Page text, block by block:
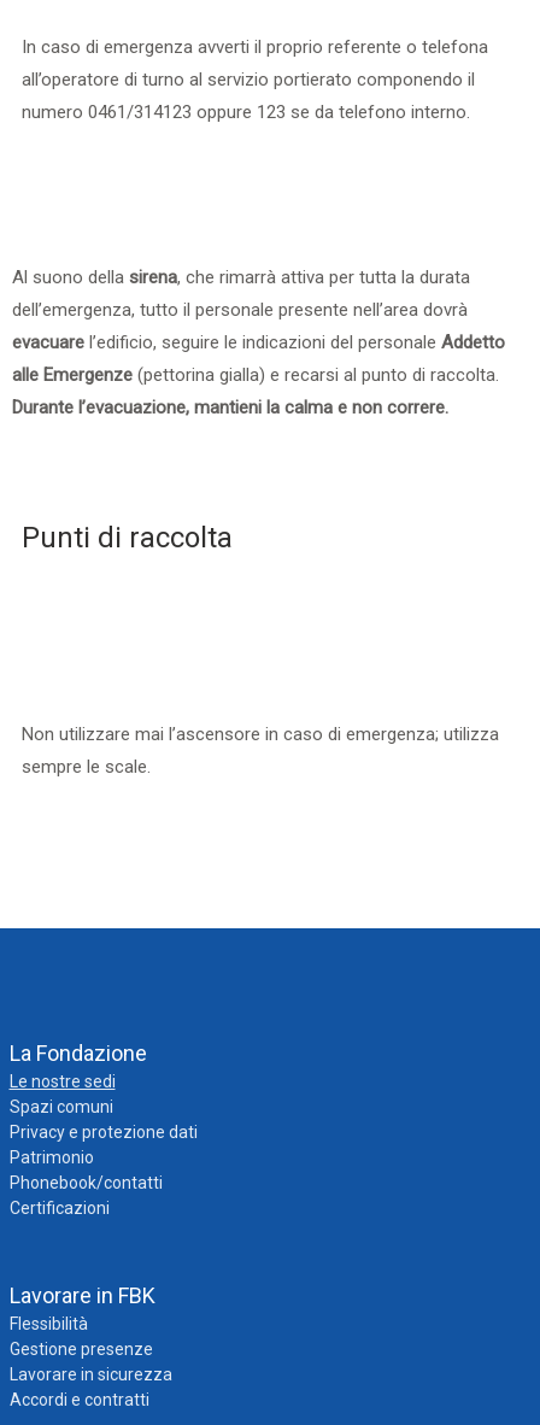
In caso di emergenza avverti il proprio referente o telefona
all’operatore di turno al servizio portierato componendo il
numero 0461/314123 oppure 123 se da telefono interno. ​
Al suono della sirena, che rimarrà attiva per tutta la durata
dell’emergenza, tutto il personale presente nell’area dovrà
evacuare l’edificio, seguire le indicazioni del personale Addetto
alle Emergenze (pettorina gialla) e recarsi al punto di raccolta.
Durante l’evacuazione, mantieni la calma e non correre.
Punti di raccolta
Non utilizzare mai l’ascensore in caso di emergenza; utilizza
sempre le scale. ​
La Fondazione
Le nostre sedi
Spazi comuni
Privacy e protezione dati
Patrimonio
Phonebook/contatti
Certificazioni
Lavorare in FBK
Flessibilità
Gestione presenze
Lavorare in sicurezza
Accordi e contratti